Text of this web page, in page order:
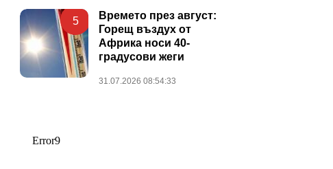
5
Времето през август:
Горещ въздух от
Африка носи 40-
градусови жеги
31.07.2026 08:54:33